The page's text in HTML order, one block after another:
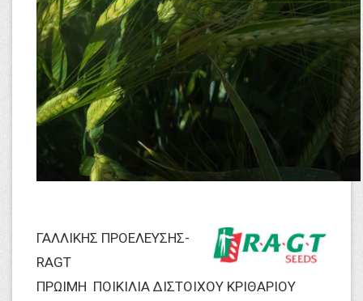
ΓΑΛΛΙΚΗΣ ΠΡΟΕΛΕΥΣΗΣ-
RAGT
​ΠΡΩΙΜΗ ΠΟΙΚΙΛΙΑ ΔΙΣΤΟΙΧΟΥ ΚΡΙΘΑΡΙΟΥ